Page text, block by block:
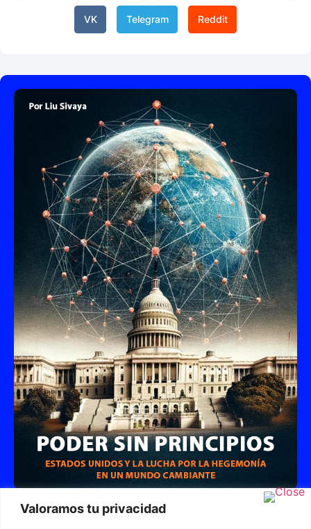
Valoramos tu privacidad
VK Telegram Reddit
Poder sin Principios: Estados Unidos y la Lucha
por la Hegemonía en un Mundo Cambiante